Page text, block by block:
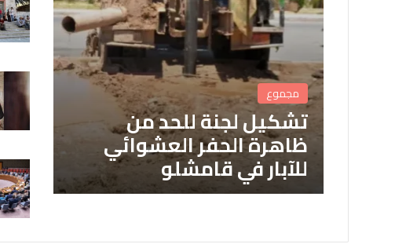
مجموع
تشكيل لجنة للحد من
ظاهرة الحفر العشوائي
للآبار في قامشلو